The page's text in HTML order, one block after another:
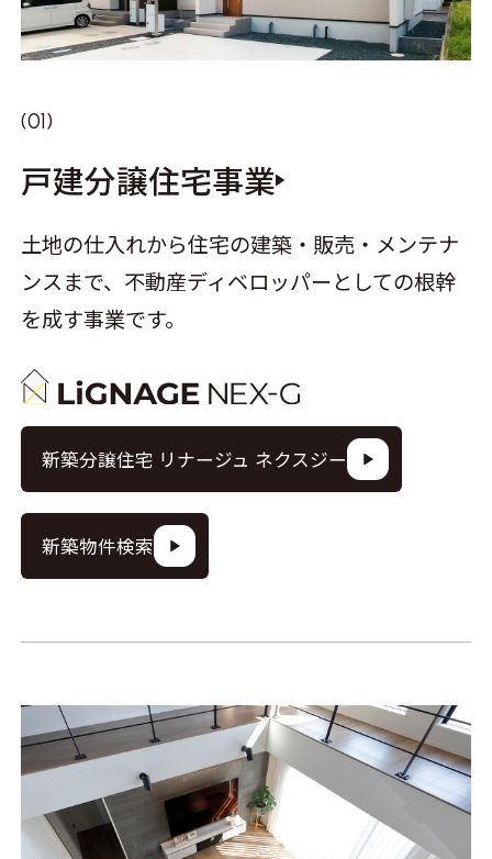
戸建分譲住宅事業
土地の仕入れから住宅の建築・販売・メンテナ
ンスまで、不動産ディベロッパーとしての根幹
を成す事業です。
新築分譲住宅 リナージュ ネクスジー
新築物件検索